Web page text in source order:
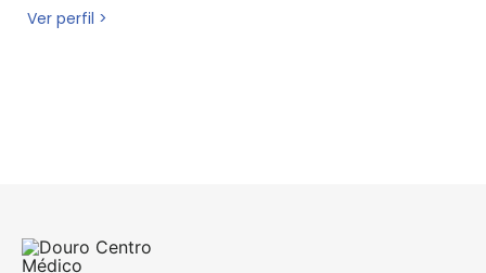
Ver perfil >